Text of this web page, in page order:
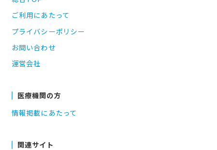
ご利用にあたって
プライバシーポリシー
お問い合わせ
運営会社
医療機関の方
情報掲載にあたって
関連サイト